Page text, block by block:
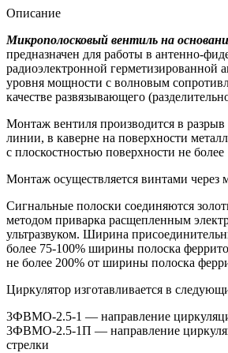
Описание
Микрополосковый вентиль на
предназначен для работы в антенно-
радиоэлектронной герметизированной
уровня мощности с волновым
качестве развязывающего
Монтаж вентиля производится в
линии, в каверне на поверхности
с плоскостностью поверхности не
Монтаж осуществляется винтами через
Сигнальные полоски соединяются
методом приварка расщепленным
ультразвуком. Ширина
более 75-100% ширины полоска
не более 200% от ширины полоска
Циркулятор изготавливается в
3ФВМO-2.5-1 — направление
3ФВМO-2.5-1П — направление
стрелки